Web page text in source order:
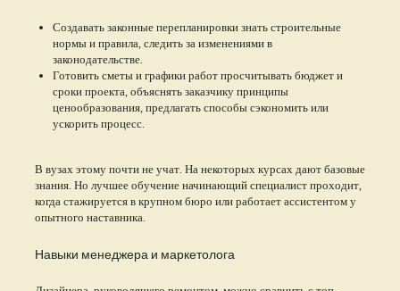
Создавать законные перепланировки знать строительные
нормы и правила, следить за изменениями в
законодательстве.
Готовить сметы и графики работ просчитывать бюджет и
сроки проекта, объяснять заказчику принципы
ценообразования, предлагать способы сэкономить или
ускорить процесс.
В вузах этому почти не учат. На некоторых курсах дают базовые
знания. Но лучшее обучение начинающий специалист проходит,
когда стажируется в крупном бюро или работает ассистентом у
опытного наставника.
Навыки менеджера и маркетолога